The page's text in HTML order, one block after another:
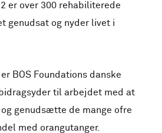
er over 300 rehabiliterede
genudsat og nyder livet i
BOS Foundations danske
til arbejdet med at
genudsætte de mange ofre
med orangutanger.